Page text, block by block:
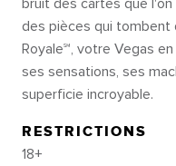
bruit des cartes que
des pièces qui tombent
Royale℠, votre Vegas
ses sensations, ses
superficie incroyable.
RESTRICTIONS
18+